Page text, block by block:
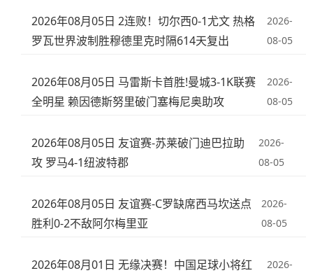
2026年08月05日 2连败！切尔西0-1尤文 热格
罗瓦世界波制胜穆德里克时隔614天复出
2026-
08-05
2026年08月05日 马雷斯卡首胜!曼城3-1K联赛
全明星 赖因德斯努里破门塞梅尼奥助攻
2026-
08-05
2026年08月05日 友谊赛-苏莱破门迪巴拉助
攻 罗马4-1纽波特郡
2026-
08-05
2026年08月05日 友谊赛-C罗缺席西马坎送点
胜利0-2不敌阿尔梅里亚
2026-
08-05
2026年08月01日 无缘决赛！中国足球小将红
2026-